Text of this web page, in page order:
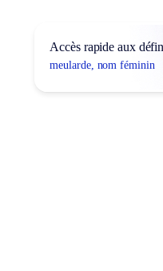
Accès rapide aux
meularde, nom féminin